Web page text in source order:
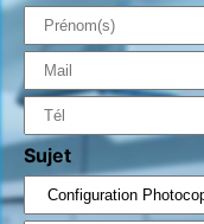
Sujet